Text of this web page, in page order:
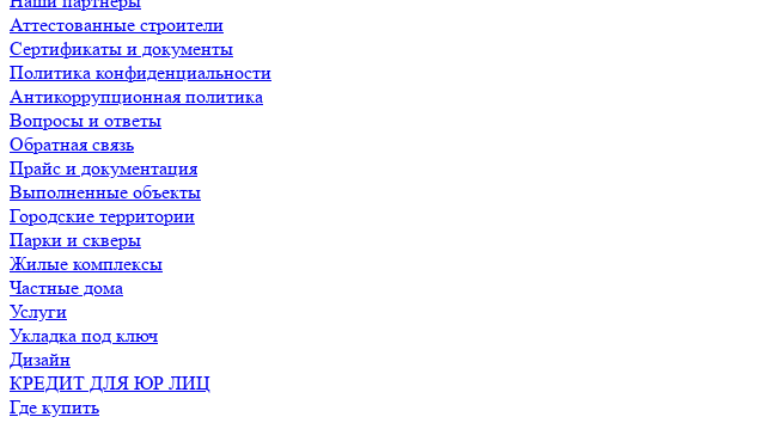
Аттестованные строители
Сертификаты и документы
Политика конфиденциальности
Антикоррупционная политика
Вопросы и ответы
Обратная связь
Прайс и документация
Выполненные объекты
Городские территории
Парки и скверы
Жилые комплексы
Частные дома
Услуги
Укладка под ключ
Дизайн
КРЕДИТ ДЛЯ ЮР ЛИЦ
Где купить